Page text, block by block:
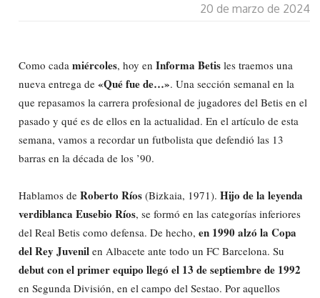
20 de marzo de 2024
Como cada miércoles, hoy en Informa Betis les traemos una
nueva entrega de «Qué fue de…». Una sección semanal en la
que repasamos la carrera profesional de jugadores del Betis en el
pasado y qué es de ellos en la actualidad. En el artículo de esta
semana, vamos a recordar un futbolista que defendió las 13
barras en la década de los ’90.
Hablamos de Roberto Ríos (Bizkaia, 1971). Hijo de la leyenda
verdiblanca Eusebio Ríos, se formó en las categorías inferiores
del Real Betis como defensa. De hecho, en 1990 alzó la Copa
del Rey Juvenil en Albacete ante todo un FC Barcelona. Su
debut con el primer equipo llegó el 13 de septiembre de 1992
en Segunda División, en el campo del Sestao. Por aquellos